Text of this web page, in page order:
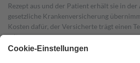
Rezept aus und der Patient erhält sie in
gesetzliche Krankenversicherung
Kosten dafür, der Versicherte trägt einen
mit.
Grundsätzlich leisten Mitglieder